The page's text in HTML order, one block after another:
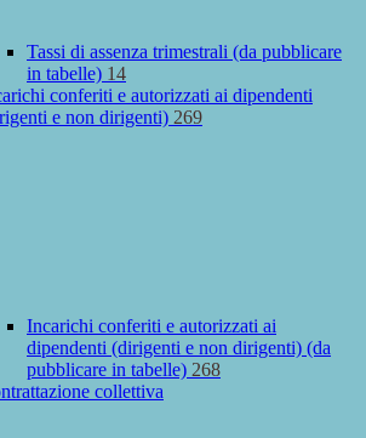
Tassi di assenza trimestrali (da pubblicare
in tabelle) 14
conferiti e autorizzati ai dipendenti
e non dirigenti) 269
Incarichi conferiti e autorizzati ai
dipendenti (dirigenti e non dirigenti) (da
pubblicare in tabelle) 268
collettiva